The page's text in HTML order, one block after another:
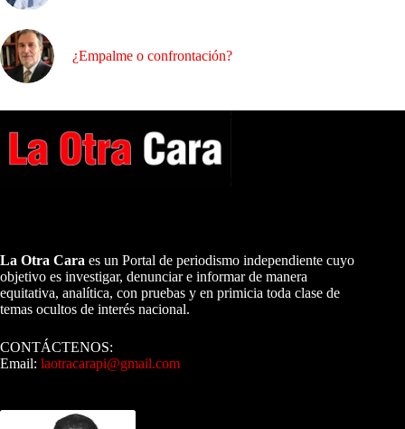
¿Empalme o confrontación?
La Otra Cara es un Portal de periodismo independiente cuyo
objetivo es investigar, denunciar e informar de manera
equitativa, analítica, con pruebas y en primicia toda clase de
temas ocultos de interés nacional.
CONTÁCTENOS:
Email: laotracarapi@gmail.com